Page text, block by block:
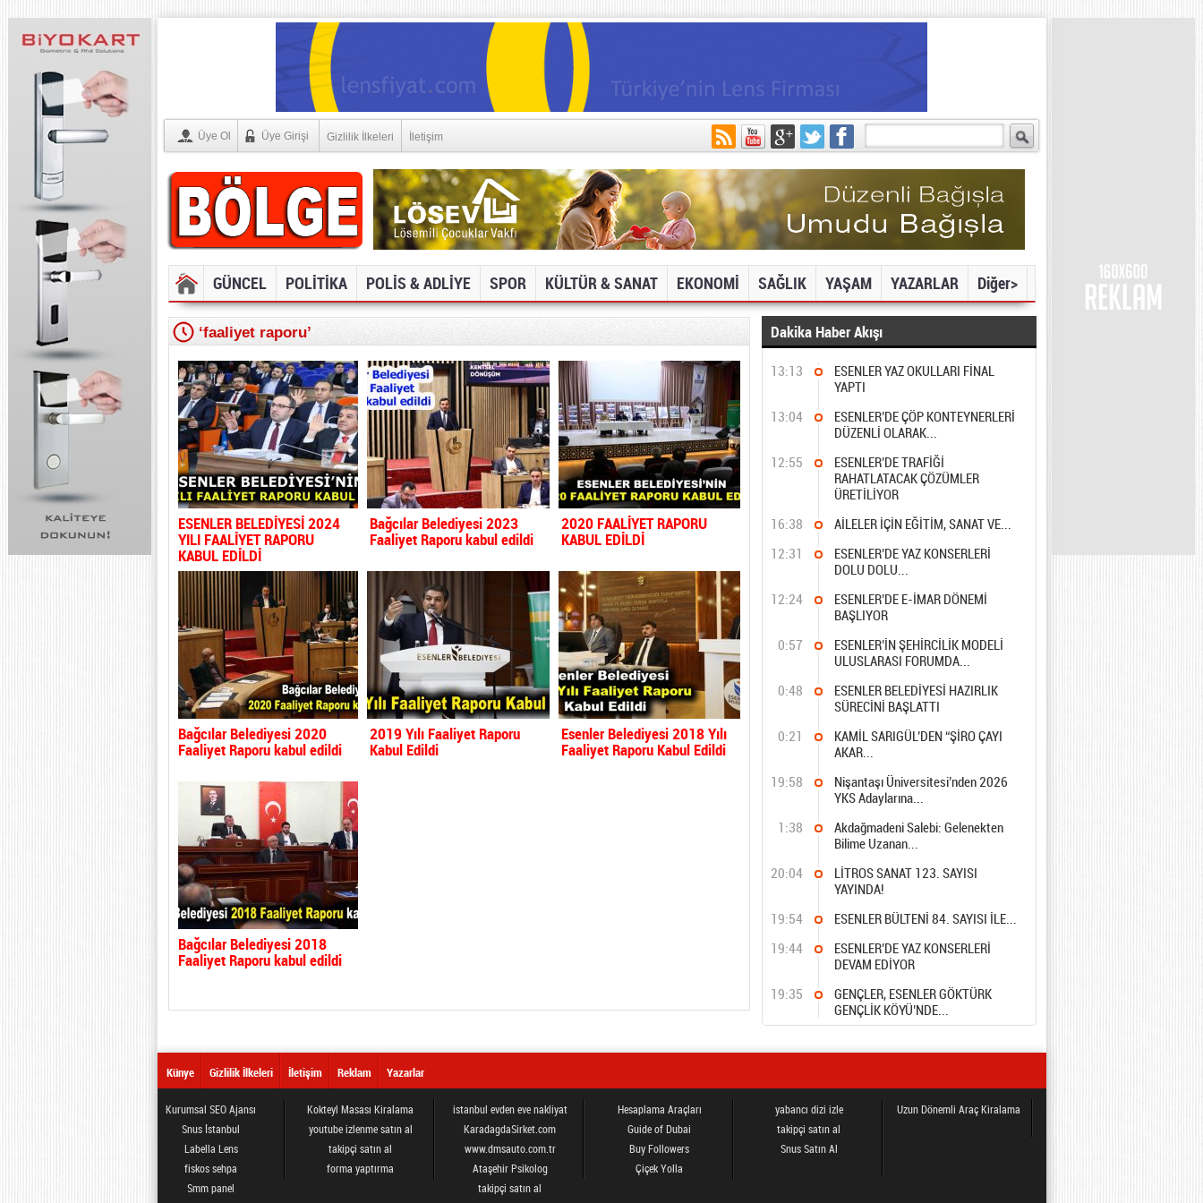
Üye Ol Üye Girişi Gizlilik İlkeleri İletişim
GÜNCEL POLİTİKA POLİS & ADLİYE SPOR KÜLTÜR & SANAT EKONOMİ SAĞLIK YAŞAM YAZARLAR Diğer>
‘faaliyet raporu’
ESENLER BELEDİYESİ 2024
YILI FAALİYET RAPORU
KABUL EDİLDİ
Bağcılar Belediyesi 2023
Faaliyet Raporu kabul edildi
2020 FAALİYET RAPORU
KABUL EDİLDİ
Bağcılar Belediyesi 2020
Faaliyet Raporu kabul edildi
2019 Yılı Faaliyet Raporu
Kabul Edildi
Esenler Belediyesi 2018 Yılı
Faaliyet Raporu Kabul Edildi
Bağcılar Belediyesi 2018
Faaliyet Raporu kabul edildi
Dakika Haber Akışı
13:13
ESENLER YAZ OKULLARI FİNAL
YAPTI
13:04
ESENLER’DE ÇÖP KONTEYNERLERİ
DÜZENLİ OLARAK...
12:55
ESENLER’DE TRAFİĞİ
RAHATLATACAK ÇÖZÜMLER
ÜRETİLİYOR
16:38
AİLELER İÇİN EĞİTİM, SANAT VE...
12:31
ESENLER’DE YAZ KONSERLERİ
DOLU DOLU...
12:24
ESENLER’DE E-İMAR DÖNEMİ
BAŞLIYOR
0:57
ESENLER’İN ŞEHİRCİLİK MODELİ
ULUSLARASI FORUMDA...
0:48
ESENLER BELEDİYESİ HAZIRLIK
SÜRECİNİ BAŞLATTI
0:21
KAMİL SARIGÜL’DEN “ŞİRO ÇAYI
AKAR...
19:58
Nişantaşı Üniversitesi’nden 2026
YKS Adaylarına...
1:38
Akdağmadeni Salebi: Gelenekten
Bilime Uzanan...
20:04
LİTROS SANAT 123. SAYISI
YAYINDA!
19:54
ESENLER BÜLTENİ 84. SAYISI İLE...
19:44
ESENLER’DE YAZ KONSERLERİ
DEVAM EDİYOR
19:35
GENÇLER, ESENLER GÖKTÜRK
GENÇLİK KÖYÜ’NDE...
Künye Gizlilik İlkeleri İletişim Reklam Yazarlar
Kurumsal SEO Ajansı
Snus İstanbul
Labella Lens
fiskos sehpa
Smm panel
Kokteyl Masası Kiralama
youtube izlenme satın al
takipçi satın al
forma yaptırma
istanbul evden eve nakliyat
KaradagdaSirket.com
www.dmsauto.com.tr
Ataşehir Psikolog
takipçi satın al
Hesaplama Araçları
Guide of Dubai
Buy Followers
Çiçek Yolla
yabancı dizi izle
takipçi satın al
Snus Satın Al
Uzun Dönemli Araç Kiralama